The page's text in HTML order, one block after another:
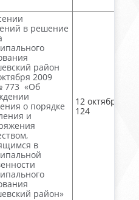
в решение
район
2009
773 «Об
о порядке
и
в
район»
12 октября, №
124